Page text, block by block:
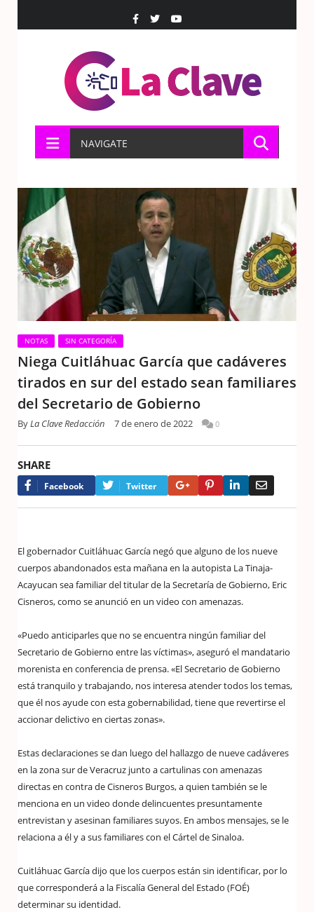
NAVIGATE
NOTAS SIN CATEGORÍA
Niega Cuitláhuac García que cadáveres
tirados en sur del estado sean familiares
del Secretario de Gobierno
ByLa Clave Redacción 7 de enero de 2022 0
SHARE
Facebook Twitter Google+PinterestLinkedIn
El gobernador Cuitláhuac García negó que alguno de los nueve
cuerpos abandonados esta mañana en la autopista La Tinaja-
Acayucan sea familiar del titular de la Secretaría de Gobierno, Eric
Cisneros, como se anunció en un video con amenazas.
«Puedo anticiparles que no se encuentra ningún familiar del
Secretario de Gobierno entre las víctimas», aseguró el mandatario
morenista en conferencia de prensa. «El Secretario de Gobierno
está tranquilo y trabajando, nos interesa atender todos los temas,
que él nos ayude con esta gobernabilidad, tiene que revertirse el
accionar delictivo en ciertas zonas».
Estas declaraciones se dan luego del hallazgo de nueve cadáveres
en la zona sur de Veracruz junto a cartulinas con amenazas
directas en contra de Cisneros Burgos, a quien también se le
menciona en un video donde delincuentes presuntamente
entrevistan y asesinan familiares suyos. En ambos mensajes, se le
relaciona a él y a sus familiares con el Cártel de Sinaloa.
Cuitláhuac García dijo que los cuerpos están sin identificar, por lo
que corresponderá a la Fiscalía General del Estado (FOÉ)
determinar su identidad.